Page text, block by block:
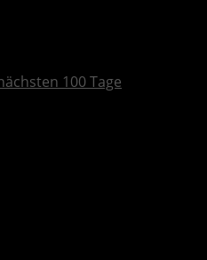
100 Tage